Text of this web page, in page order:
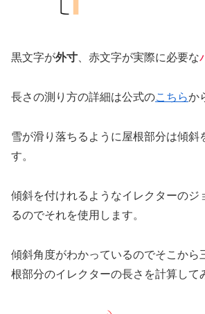
黒文字が外寸、赤文字が実際に必要な
長さの測り方の詳細は公式のこちらか
雪が滑り落ちるように屋根部分は傾斜
す。
傾斜を付けれるようなイレクターのジ
るのでそれを使用します。
傾斜角度がわかっているのでそこから
根部分のイレクターの長さを計算して